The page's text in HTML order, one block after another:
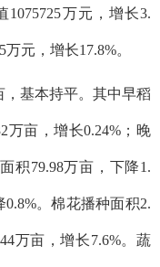
万元，增长3.
元，增长17.8%。
，基本持平。其中早稻
万亩，增长0.24%；晚
积79.98万亩，下降1.
。棉花播种面积2.
万亩，增长7.6%。蔬